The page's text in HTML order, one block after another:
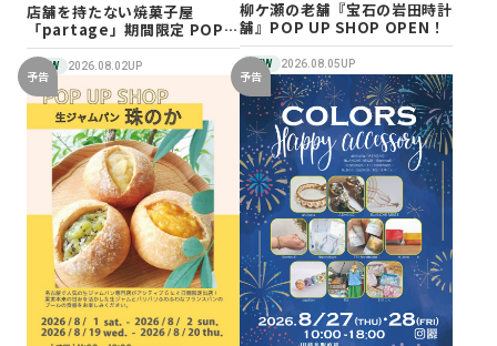
店舗を持たない焼菓子屋
「partage」期間限定 POP
UP SHOP オープン！
NEW 2026.08.02UP
柳ケ瀬の老舗『宝石の岩田時計
舗』POP UP SHOP OPEN！
NEW 2026.08.05UP
予告 予告